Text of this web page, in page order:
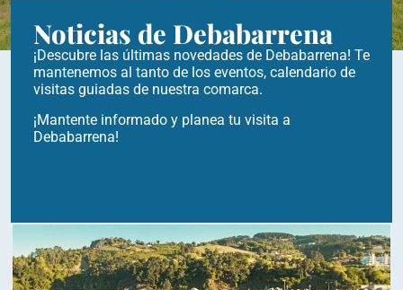
Noticias de Debabarrena
¡Descubre las últimas novedades de Debabarrena! Te
mantenemos al tanto de los eventos, calendario de
visitas guiadas de nuestra comarca.
¡Mantente informado y planea tu visita a
Debabarrena!